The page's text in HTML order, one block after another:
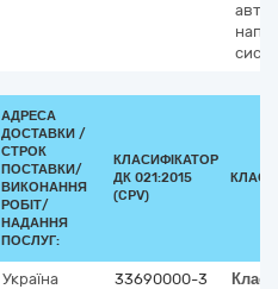
АДРЕСА
ДОСТАВКИ /
СТРОК
ПОСТАВКИ/
ВИКОНАННЯ
РОБІТ/
НАДАННЯ
ПОСЛУГ:
КЛАСИФІКАТОР
ДК 021:2015
(CPV)
Україна
33690000-3